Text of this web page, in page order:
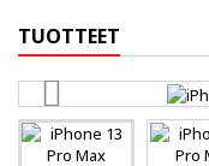
TUOTTEET